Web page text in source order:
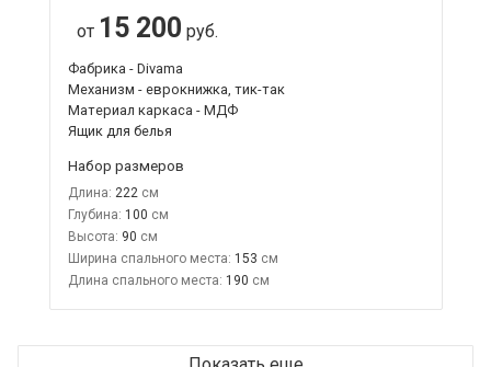
от 15 200 руб.
Фабрика - Divama
Механизм - еврокнижка, тик-так
Материал каркаса - МДФ
Ящик для белья
Набор размеров
Длина: 222
Глубина: 100
Высота: 90
Ширина спального места: 153
Длина спального места: 190